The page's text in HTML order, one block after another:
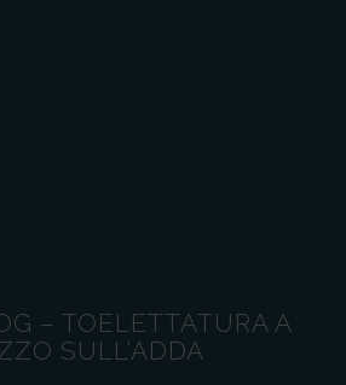
– TOELETTATURA A
SULL’ADDA